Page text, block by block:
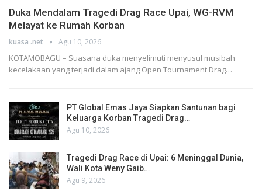
Duka Mendalam Tragedi Drag Race Upai, WG-RVM
Melayat ke Rumah Korban
kuasa .net Agu 10, 2026
KOTAMOBAGU – Suasana duka menyelimuti menyusul musibah
kecelakaan yang terjadi dalam ajang Open Tournament Drag…
PT Global Emas Jaya Siapkan Santunan bagi
Keluarga Korban Tragedi Drag…
Agu 10, 2026
Tragedi Drag Race di Upai: 6 Meninggal Dunia,
Wali Kota Weny Gaib…
Agu 9, 2026